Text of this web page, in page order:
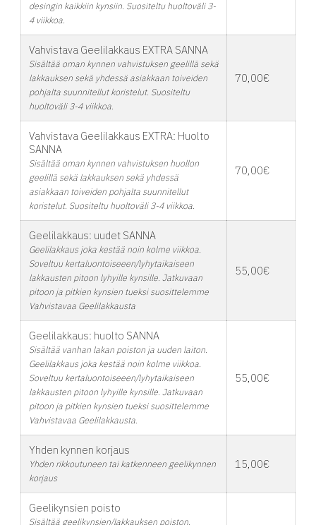
desingin kaikkiin kynsiin. Suositeltu huoltoväli 3-
4 viikkoa.
Vahvistava Geelilakkaus EXTRA SANNA
Sisältää oman kynnen vahvistuksen geelillä sekä
lakkauksen sekä yhdessä asiakkaan toiveiden
pohjalta suunnitellut koristelut. Suositeltu
huoltoväli 3-4 viikkoa.
70,00€
Vahvistava Geelilakkaus EXTRA: Huolto
SANNA
Sisältää oman kynnen vahvistuksen huollon
geelillä sekä lakkauksen sekä yhdessä
asiakkaan toiveiden pohjalta suunnitellut
koristelut. Suositeltu huoltoväli 3-4 viikkoa.
70,00€
Geelilakkaus: uudet SANNA
Geelilakkaus joka kestää noin kolme viikkoa.
Soveltuu kertaluontoiseeen/lyhytaikaiseen
lakkausten pitoon lyhyille kynsille. Jatkuvaan
pitoon ja pitkien kynsien tueksi suosittelemme
Vahvistavaa Geelilakkausta
55,00€
Geelilakkaus: huolto SANNA
Sisältää vanhan lakan poiston ja uuden laiton.
Geelilakkaus joka kestää noin kolme viikkoa.
Soveltuu kertaluontoiseeen/lyhytaikaiseen
lakkausten pitoon lyhyille kynsille. Jatkuvaan
pitoon ja pitkien kynsien tueksi suosittelemme
Vahvistavaa Geelilakkausta.
55,00€
Yhden kynnen korjaus
Yhden rikkoutuneen tai katkenneen geelikynnen
korjaus
15,00€
Geelikynsien poisto
Sisältää geelikynsien/lakkauksen poiston,